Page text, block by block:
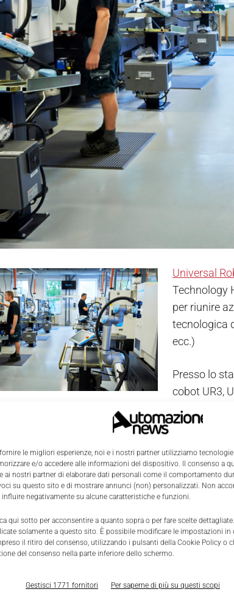
le migliori esperienze, noi e i nostri partner utilizziamo
e/o accedere alle informazioni del dispositivo. Il consenso a
ai nostri partner di elaborare dati personali come il comportamento
su questo sito e di mostrare annunci (non) personalizzati. Non
influire negativamente su alcune caratteristiche e funzioni.
qui sotto per acconsentire a quanto sopra o per fare scelte
solamente a questo sito. È possibile modificare le impostazioni in
il ritiro del consenso, utilizzando i pulsanti della Cookie Policy o
del consenso nella parte inferiore dello schermo.
Gestisci 1771 fornitori Per saperne di più su questi scopi
Universal
Technology
per riunire
tecnologica
ecc.)
Presso lo
cobot UR3,
per capacità di carico al polso e sbraccio.
alla gamma di robot troveranno spazio due
di assemblaggio. Il robot sarà
e certificato Universal Robots+, in grado
potranno toccare con mano i robot UR e
mostreranno un’applicazione di picking e
vehicle) che porterà dei PLC da montare su
i componenti dall’AGV, per poi posizionarli
sensori di forza e una rete neurale.
a gestire i possibili difetti dei prodotti